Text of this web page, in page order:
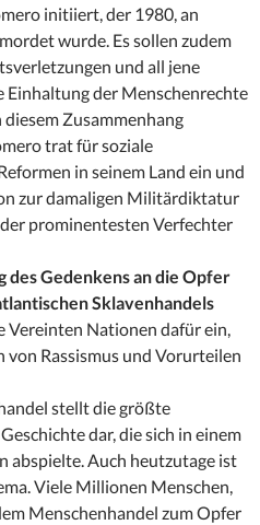
initiiert, der 1980, an
wurde. Es sollen zudem
und all jene
Einhaltung der Menschenrechte
Zusammenhang
trat für soziale
in seinem Land ein und
zur damaligen Militärdiktatur
prominentesten Verfechter
des Gedenkens an die Opfer
Sklavenhandels
Vereinten Nationen dafür ein,
von Rassismus und Vorurteilen
stellt die größte
dar, die sich in einem
abspielte. Auch heutzutage ist
Viele Millionen Menschen,
Menschenhandel zum Opfer